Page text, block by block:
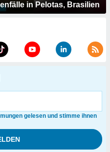
in Pelotas, Brasilien
gelesen und stimme ihnen